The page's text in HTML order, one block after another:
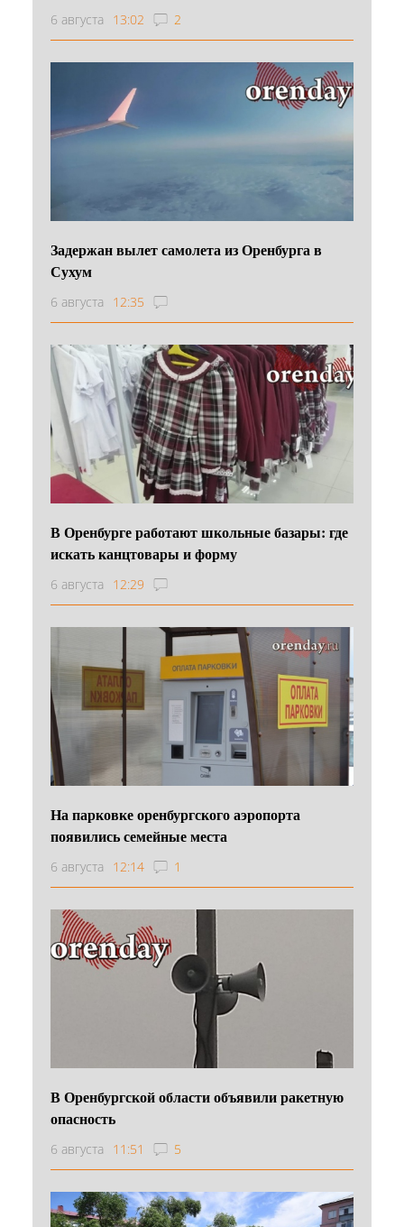
6 августа 13:02 2
Задержан вылет самолета из Оренбурга в
Сухум
6 августа 12:35
В Оренбурге работают школьные базары: где
искать канцтовары и форму
6 августа 12:29
На парковке оренбургского аэропорта
появились семейные места
6 августа 12:14 1
В Оренбургской области объявили ракетную
опасность
6 августа 11:51 5